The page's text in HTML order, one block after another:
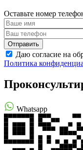
Оставьте номер
Даю согласие на
Политика
Whatsapp